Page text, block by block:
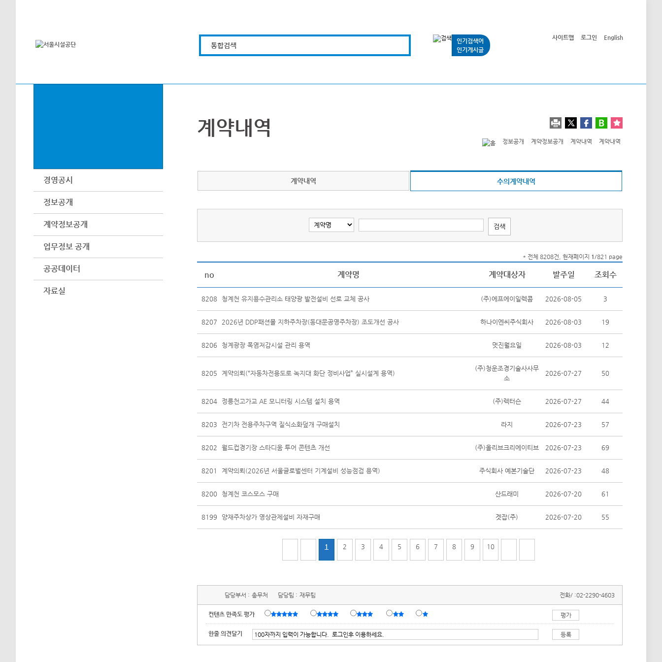
통합검색
인기검색어
인기게시글
사이트맵 로그인 English
경영공시
정보공개
계약정보공개
업무정보 공개
공공데이터
자료실
계약내역
정보공개 계약정보공개 계약내역 계약내역
계약내역 수의계약내역
* 전체 8208건, 현재페이지 1/821 page
no 계약명 계약대상자 발주일 조회수
8208 청계천 유지용수관리소 태양광 발전설비 선로 교체 공사 (주)에프에이일렉콤 2026-08-05 3
8207 2026년 DDP패션몰 지하주차장(동대문공영주차장) 조도개선 공사 하나이엔씨주식회사 2026-08-03 19
8206 청계광장 폭염저감시설 관리 용역 멋진월요일 2026-08-03 12
8205 계약의뢰(“자동차전용도로 녹지대 화단 정비사업” 실시설계 용역)
(주)청운조경기술사사무
소
2026-07-27 50
8204 정릉천고가교 AE 모니터링 시스템 설치 용역 (주)렉터슨 2026-07-27 44
8203 전기차 전용주차구역 질식소화덮개 구매설치 라지 2026-07-23 57
8202 월드컵경기장 스타디움 투어 콘텐츠 개선 (주)올리브크리에이티브 2026-07-23 69
8201 계약의뢰(2026년 서울글로벌센터 기계설비 성능점검 용역) 주식회사 예본기술단 2026-07-23 48
8200 청계천 코스모스 구매 산드래미 2026-07-20 61
8199 양재주차상가 영상관제설비 자재구매 겟잡(주) 2026-07-20 55
1 2 3 4 5 6 7 8 9 10
담당부서 : 총무처 담당팀 : 재무팀 전화/ :02-2290-4603
컨텐츠 만족도 평가
한줄 의견달기